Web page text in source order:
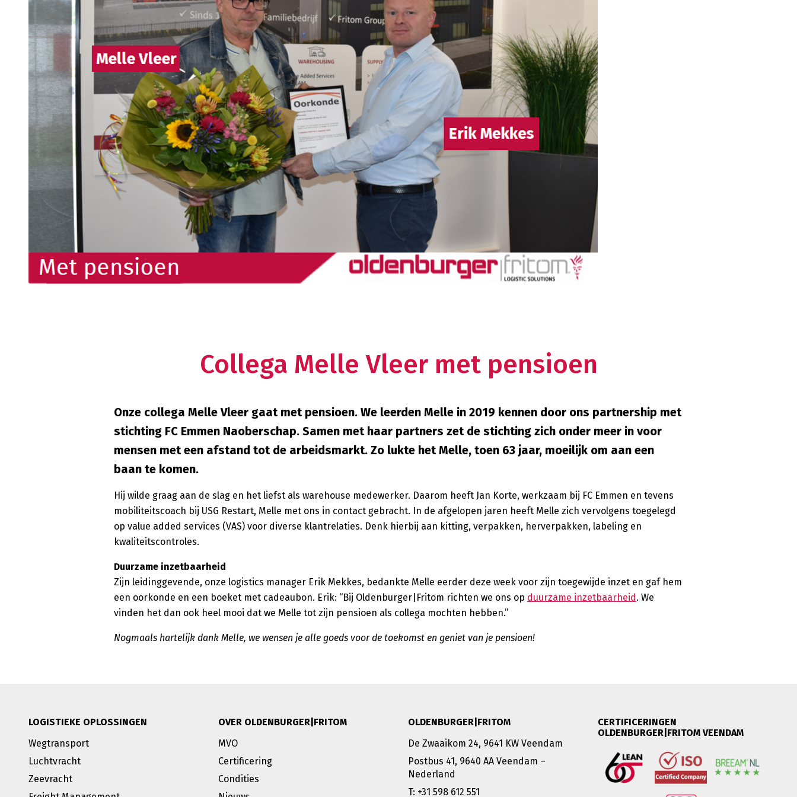
Collega Melle Vleer met pensioen
Onze collega Melle Vleer gaat met pensioen. We leerden Melle in 2019 kennen door ons partnership met
stichting FC Emmen Naoberschap. Samen met haar partners zet de stichting zich onder meer in voor
mensen met een afstand tot de arbeidsmarkt. Zo lukte het Melle, toen 63 jaar, moeilijk om aan een
baan te komen.
Hij wilde graag aan de slag en het liefst als warehouse medewerker. Daarom heeft Jan Korte, werkzaam bij FC Emmen en tevens
mobiliteitscoach bij USG Restart, Melle met ons in contact gebracht. In de afgelopen jaren heeft Melle zich vervolgens toegelegd
op value added services (VAS) voor diverse klantrelaties. Denk hierbij aan kitting, verpakken, herverpakken, labeling en
kwaliteitscontroles.
Duurzame inzetbaarheid
Zijn leidinggevende, onze logistics manager Erik Mekkes, bedankte Melle eerder deze week voor zijn toegewijde inzet en gaf hem
een oorkonde en een boeket met cadeaubon. Erik: “Bij Oldenburger|Fritom richten we ons op duurzame inzetbaarheid. We
vinden het dan ook heel mooi dat we Melle tot zijn pensioen als collega mochten hebben.”
Nogmaals hartelijk dank Melle, we wensen je alle goeds voor de toekomst en geniet van je pensioen!
LOGISTIEKE OPLOSSINGEN
Wegtransport
Luchtvracht
Zeevracht
OVER OLDENBURGER|FRITOM
MVO
Certificering
Condities
OLDENBURGER|FRITOM
De Zwaaikom 24, 9641 KW Veendam
Postbus 41, 9640 AA Veendam –
Nederland
T: +31 598 612 551
CERTIFICERINGEN
OLDENBURGER|FRITOM VEENDAM